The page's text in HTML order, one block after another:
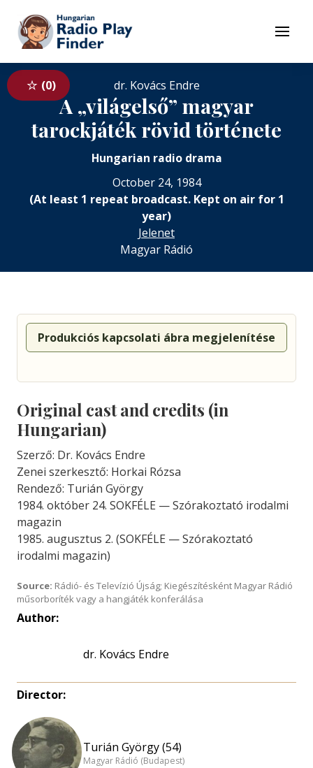
To contents
Menu
0 dr. Kovács Endre
A „világelső” magyar
tarockjáték rövid története
Hungarian radio drama
October 24, 1984
(At least 1 repeat broadcast. Kept on air for 1
year)
Jelenet
Magyar Rádió
Produkciós kapcsolati ábra megjelenítése
Original cast and credits (in
Hungarian)
Szerző: Dr. Kovács Endre
Zenei szerkesztő: Horkai Rózsa
Rendező: Turián György
1984. október 24. SOKFÉLE — Szórakoztató irodalmi
magazin
1985. augusztus 2. (SOKFÉLE — Szórakoztató
irodalmi magazin)
Source: Rádió- és Televízió Újság; Kiegészítésként Magyar Rádió
műsorboríték vagy a hangjáték konferálása
Author:
dr. Kovács Endre
Director:
Turián György (54)
Magyar Rádió (Budapest)